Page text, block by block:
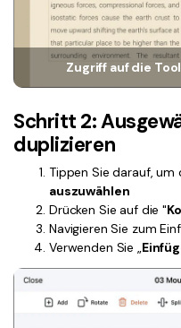
Zugriff auf die
Schritt 2:
duplizieren
Tippen Sie darauf,
auszuwählen
Drücken Sie auf die "
Navigieren Sie zum
Verwenden Sie „